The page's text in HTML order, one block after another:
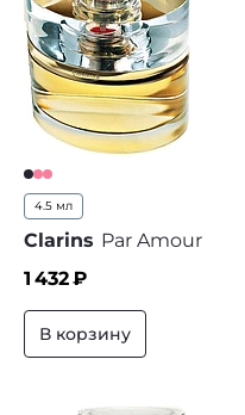
4.5 мл
Clarins Par Amour
1 432₽
В корзину